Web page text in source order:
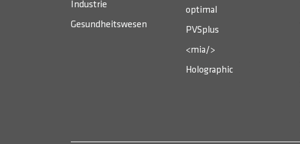
Industrie
Gesundheitswesen
optimal
PVSplus
<mia/>
Holographic